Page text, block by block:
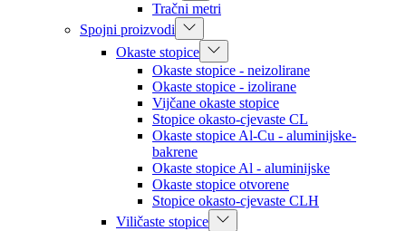
Tračni metri
Spojni proizvodi
Okaste stopice
Okaste stopice - neizolirane
Okaste stopice - izolirane
Vijčane okaste stopice
Stopice okasto-cjevaste CL
Okaste stopice Al-Cu - aluminijske-
bakrene
Okaste stopice Al - aluminijske
Okaste stopice otvorene
Stopice okasto-cjevaste CLH
Viličaste stopice